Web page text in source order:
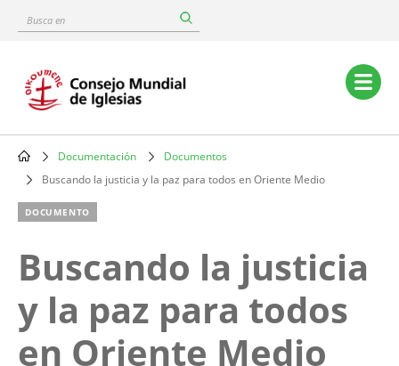
content
Busca
Main
navigation
Breadcrumb
Documentación
Documentos
Buscando la justicia y la paz para todos en Oriente Medio
DOCUMENTO
Buscando la justicia
y la paz para todos
en Oriente Medio